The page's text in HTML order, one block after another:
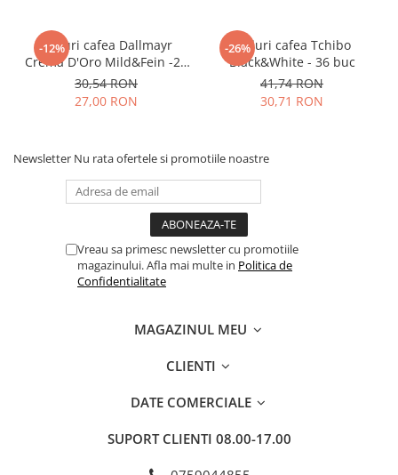
-12%
Paduri cafea Dallmayr
Crema D'Oro Mild&Fein -28
buc
30,54 RON
27,00 RON
-26%
Paduri cafea Tchibo
Black&White - 36 buc
41,74 RON
30,71 RON
Newsletter Nu rata ofertele si promotiile noastre
Vreau sa primesc newsletter cu promotiile
magazinului. Afla mai multe in Politica de
Confidentialitate
MAGAZINUL MEU
CLIENTI
DATE COMERCIALE
SUPORT CLIENTI 08.00-17.00